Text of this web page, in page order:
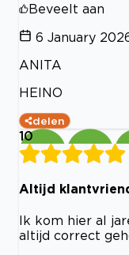
Beveelt aan
6 January
ANITA
HEINO
delen
10
Altijd
Ik kom hier al
altijd correct